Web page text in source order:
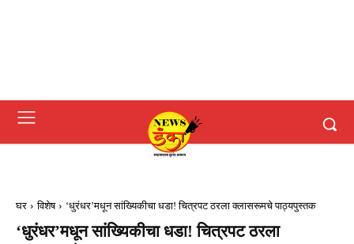
घर विशेष ‘धुरंधर’मधून सांख्यिकीचा धडा! चित्रपट ठरला क्लासरूमचे पाठ्यपुस्तक
‘धुरंधर’मधून सांख्यिकीचा धडा! चित्रपट ठरला